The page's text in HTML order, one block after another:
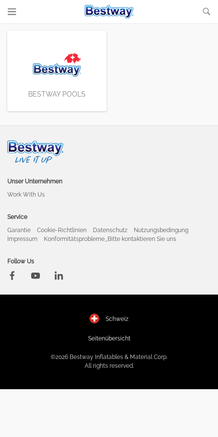
BESTWAY POOLS
Unser Unternehmen
Work With Us
Service
Garantie
Cookie-Richtlinien Datenschutz
Nutzungsbedingung
Impressum
Konformitätsprobleme_Bitte kontaktieren Sie uns
Follow Us
Schweiz
Seitenübersicht
©2026 Bestway Inflatables & Material Corp.
All rights reserved.